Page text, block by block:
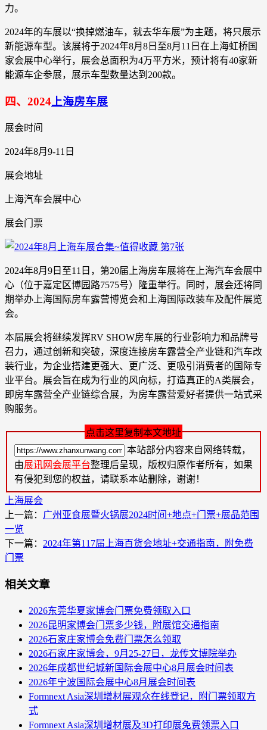
力。
2024年的车展以“换掉燃油车，就去华车展”为主题，将只展示
新能源车型。该展将于2024年8月8日至8月11日在上海虹桥国
家会展中心举行，展会总面积为4万平方米，预计将有40家新
能源车企参展，展示车型数量达到200款。
四、2024上海房车展
展会时间
2024年8月9-11日
展会地址
上海汽车会展中心
展会门票
2024年8月9日至11日，第20届上海房车展将在上海汽车会展中
心（位于嘉定区博园路7575号）隆重举行。同时，展会还将同
期举办上海国际房车露营博览会和上海国际改装车及配件展览
会。
本届展会将继续发挥RV SHOW房车展的行业影响力和品牌号
召力，通过创新和突破，深度连接房车露营全产业链和汽车改
装行业，为企业搭建更强大、更广泛、更吸引消费者的国际专
业平台。展会旨在成为行业的风向标，打造真正的A类展会，
即房车露营全产业链综合展，为房车露营爱好者提供一站式采
购服务。
点击这里复制本文地址
本站部分内容来自网络转载，
由展讯网会展平台整理后呈现，版权归原作者所有，如果
有侵犯到您的权益，请联系本站删除，谢谢！
上海展会
上一篇： 广州亚食展暨火锅展2024时间+地点+门票+展品范围
一览
下一篇： 2024年第117届上海百货会地址+交通指南，附免费
门票
相关文章
2026东莞华夏家博会门票免费领取入口
2026昆明家博会门票多少钱，附展馆交通指南
2026石家庄家博会免费门票怎么领取
2026石家庄家博会，9月25-27日，龙传文博院举办
2026年成都世纪城新国际会展中心8月展会时间表
2026年宁波国际会展中心8月展会时间表
Formnext Asia深圳增材展观众在线登记，附门票领取方
式
Formnext Asia深圳增材展及3D打印展免费领票入口